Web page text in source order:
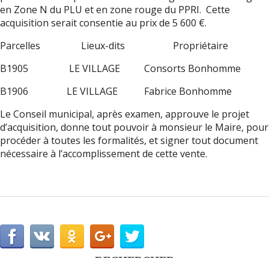
en Zone N du PLU et en zone rouge du PPRI. Cette
acquisition serait consentie au prix de 5 600 €.
Parcelles Lieux-dits Propriétaire
B1905 LE VILLAGE Consorts Bonhomme
B1906 LE VILLAGE Fabrice Bonhomme
Le Conseil municipal, après examen, approuve le projet
d’acquisition, donne tout pouvoir à monsieur le Maire, pour
procéder à toutes les formalités, et signer tout document
nécessaire à l’accomplissement de cette vente.